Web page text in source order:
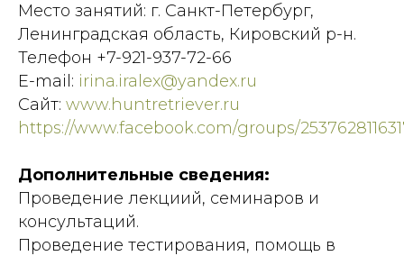
Место занятий: г. Санкт-Петербург,
Ленинградская область, Кировский р-н.
Телефон +7-921-937-72-66
E-mail: irina.iralex@yandex.ru
Сайт: www.huntretriever.ru
https://www.facebook.com/groups/
Дополнительные сведения:
Проведение лекциий, семинаров и
консультаций.
Проведение тестирования, помощь в